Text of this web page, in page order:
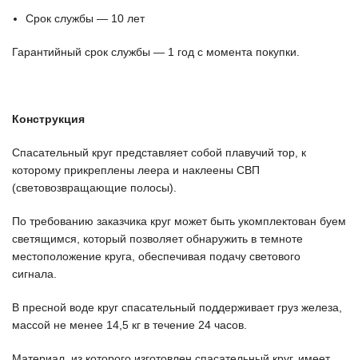
Срок службы — 10 лет
Гарантийный срок службы — 1 год с момента покупки.
Конструкция
Спасательный круг представляет собой плавучий тор, к
которому прикреплены леера и наклеены СВП
(световозвращающие полосы).
По требованию заказчика круг может быть укомплектован буем
светящимся, который позволяет обнаружить в темноте
местоположение круга, обеспечивая подачу светового
сигнала.
В пресной воде круг спасательный поддерживает груз железа,
массой не менее 14,5 кг в течение 24 часов.